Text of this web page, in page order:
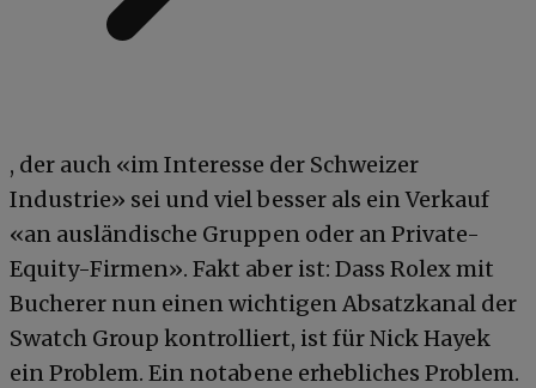
, der auch «im Interesse der Schweizer
Industrie» sei und viel besser als ein Verkauf
«an ausländische Gruppen oder an Private-
Equity-Firmen». Fakt aber ist: Dass Rolex mit
Bucherer nun einen wichtigen Absatzkanal der
Swatch Group kontrolliert, ist für Nick Hayek
ein Problem. Ein notabene erhebliches Problem.